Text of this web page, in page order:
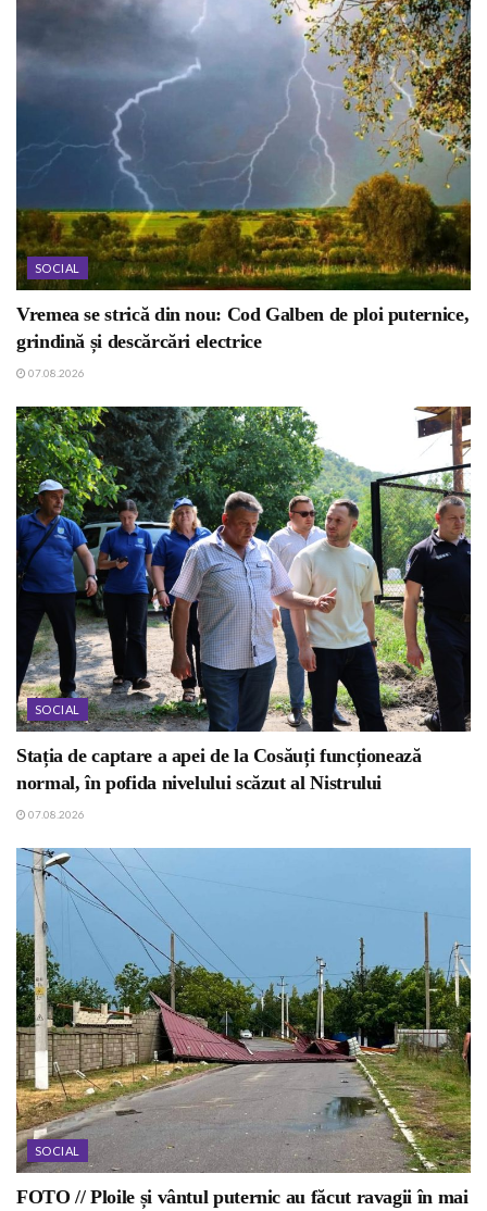
SOCIAL
Vremea se strică din nou: Cod Galben de ploi puternice,
grindină și descărcări electrice
07.08.2026
SOCIAL
Stația de captare a apei de la Cosăuți funcționează
normal, în pofida nivelului scăzut al Nistrului
07.08.2026
SOCIAL
FOTO // Ploile și vântul puternic au făcut ravagii în mai